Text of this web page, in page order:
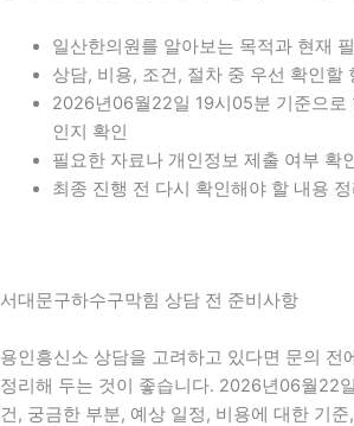
일산한의원를 알아보는 목적과 현재
상담, 비용, 조건, 절차 중 우선 확인할
2026년06월22일 19시05분 기준으로
인지 확인
필요한 자료나 개인정보 제출 여부 확
최종 진행 전 다시 확인해야 할 내용 정
서대문구하수구막힘 상담 전 준비사항
용인흥신소 상담을 고려하고 있다면 문의 전
정리해 두는 것이 좋습니다. 2026년06월22
건, 궁금한 부분, 예상 일정, 비용에 대한 기